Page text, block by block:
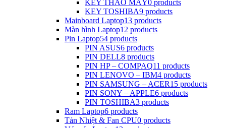
KEY THÁO MÁY0 products
KEY TOSHIBA9 products
Mainboard Laptop13 products
Màn hình Laptop12 products
Pin Laptop54 products
PIN ASUS6 products
PIN DELL8 products
PIN HP – COMPAQ11 products
PIN LENOVO – IBM4 products
PIN SAMSUNG – ACER15 products
PIN SONY – APPLE6 products
PIN TOSHIBA3 products
Ram Laptop6 products
Tản Nhiệt & Fan CPU0 products